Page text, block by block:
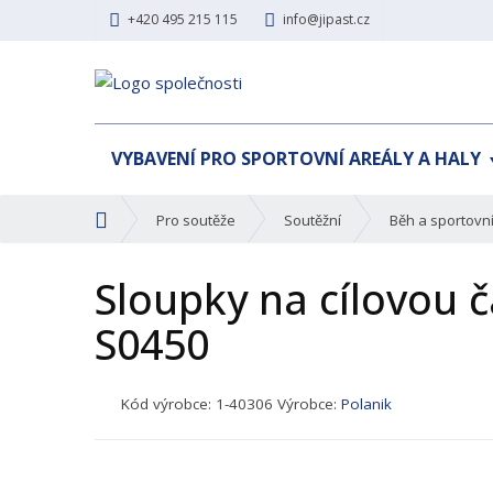
+420 495 215 115 info@jipast.cz
VYBAVENÍ PRO SPORTOVNÍ AREÁLY A HALY
d
n
í
s
a
Pro soutěže Soutěžní Běh a
Sloupky na cílovou
S0450
K
Kód výrobce: 1-40306 Výrobce:Polanik